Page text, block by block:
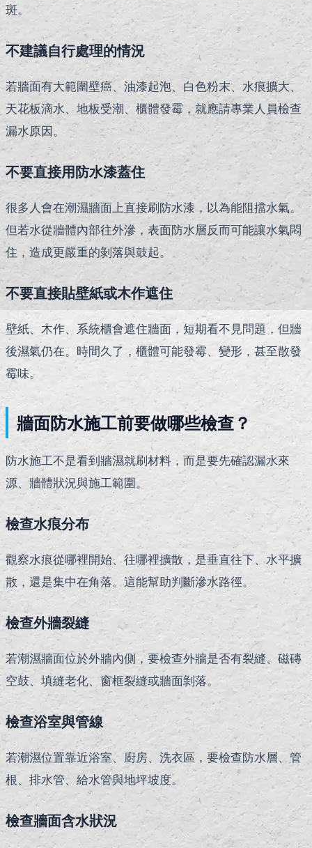
斑。
不建議自行處理的情況
若牆面有大範圍壁癌、油漆起泡、白色粉末、水痕擴大、
天花板滴水、地板受潮、櫃體發霉，就應請專業人員檢查
漏水原因。
不要直接用防水漆蓋住
很多人會在潮濕牆面上直接刷防水漆，以為能阻擋水氣。
但若水從牆體內部往外滲，表面防水層反而可能讓水氣悶
住，造成更嚴重的剝落與鼓起。
不要直接貼壁紙或木作遮住
壁紙、木作、系統櫃會遮住牆面，短期看不見問題，但牆
後濕氣仍在。時間久了，櫃體可能發霉、變形，甚至散發
霉味。
牆面防水施工前要做哪些檢查？
防水施工不是看到牆濕就刷材料，而是要先確認漏水來
源、牆體狀況與施工範圍。
檢查水痕分布
觀察水痕從哪裡開始、往哪裡擴散，是垂直往下、水平擴
散，還是集中在角落。這能幫助判斷滲水路徑。
檢查外牆裂縫
若潮濕牆面位於外牆內側，要檢查外牆是否有裂縫、磁磚
空鼓、填縫老化、窗框裂縫或牆面剝落。
檢查浴室與管線
若潮濕位置靠近浴室、廚房、洗衣區，要檢查防水層、管
根、排水管、給水管與地坪坡度。
檢查牆面含水狀況